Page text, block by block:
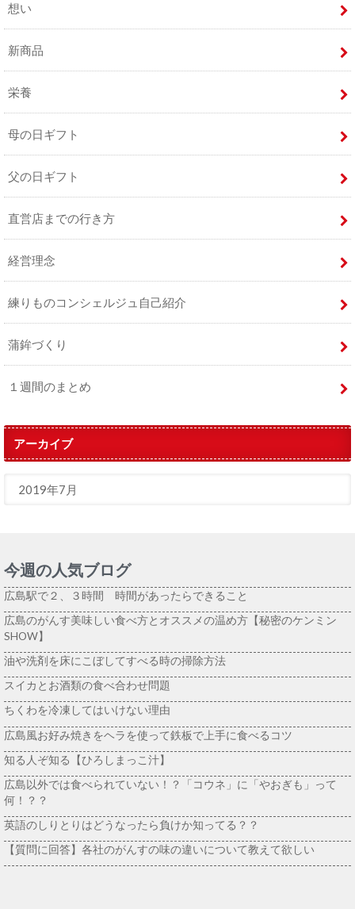
想い
新商品
栄養
母の日ギフト
父の日ギフト
直営店までの行き方
経営理念
練りものコンシェルジュ自己紹介
蒲鉾づくり
１週間のまとめ
アーカイブ
今週の人気ブログ
広島駅で２、３時間 時間があったらできること
広島のがんす美味しい食べ方とオススメの温め方【秘密のケンミン
SHOW】
油や洗剤を床にこぼしてすべる時の掃除方法
スイカとお酒類の食べ合わせ問題
ちくわを冷凍してはいけない理由
広島風お好み焼きをヘラを使って鉄板で上手に食べるコツ
知る人ぞ知る【ひろしまっこ汁】
広島以外では食べられていない！？「コウネ」に「やおぎも」って
何！？？
英語のしりとりはどうなったら負けか知ってる？？
【質問に回答】各社のがんすの味の違いについて教えて欲しい